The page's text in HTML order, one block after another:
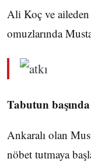
Ali Koç ve aileden
omuzlarında
Tabutun
Ankaralı olan
nöbet tutmaya